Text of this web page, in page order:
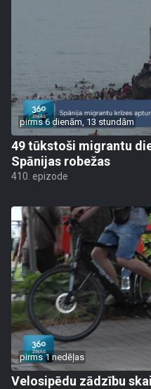
pirms 6 dienām, 13 stundām
49 tūkstoši migrantu
Spānijas robežas
410. epizode
pirms 1 nedēļas
Velosipēdu zādzību